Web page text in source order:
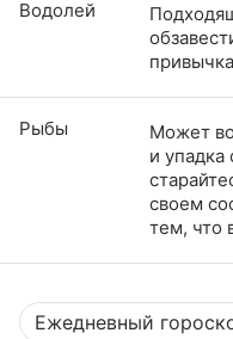
Водолей
Рыбы
Может
и упадка
своем
тем, что
Ежедневный